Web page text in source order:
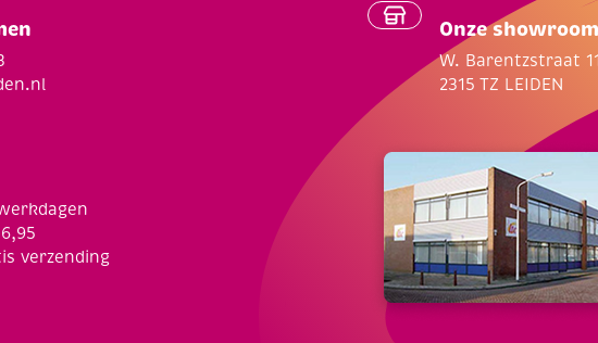
verzending
Onze showroom
W. Barentzstraat
2315 TZ LEIDEN